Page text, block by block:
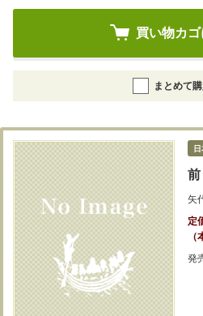
買い物カ
まとめて
矢
定
発